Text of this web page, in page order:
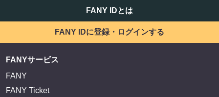
FANY IDとは
FANY IDに登録・ログインする
FANYサービス
FANY
FANY Ticket